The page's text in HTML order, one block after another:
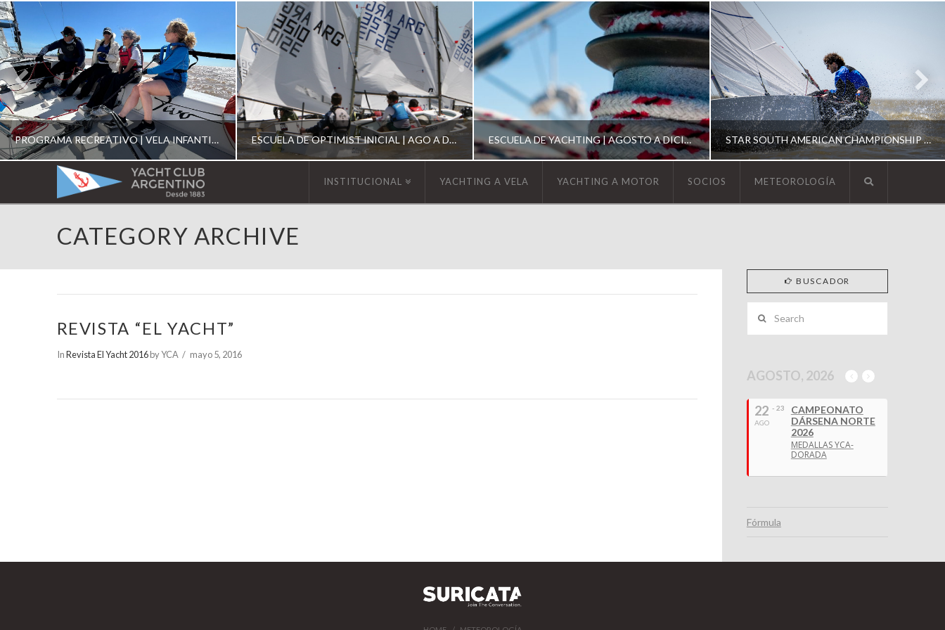
PROGRAMA RECREATIVO | VELA INFANTIL, JUVENIL Y DE CRUCERO 2026
ESCUELA RECREATIVA 2026
ESCUELA DE OPTIMIST INICIAL | AGO A DIC 2026 ESCUELA DE YACHTING | AGOSTO A DICIEMBRE 2026 STAR SOUTH AMERICAN CHAMPIONSHIP 2026
YACHT
CLUB
ARGENTINO
INSTITUCIONAL YACHTING A VELA YACHTING A MOTOR SOCIOS METEOROLOGÍA
CATEGORY ARCHIVE
REVISTA “EL YACHT”
InRevista El Yacht 2016by YCA mayo 5, 2016
BUSCADOR
AGOSTO, 2026
22
AGO
- 23
CAMPEONATO
DÁRSENA NORTE
2026
MEDALLAS YCA-
DORADA
Fórmula